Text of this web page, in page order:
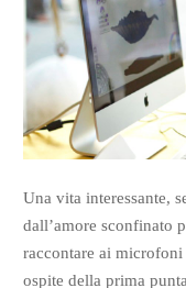
Una vita interessante,
dall’amore sconfinato
raccontare ai
ospite della prima